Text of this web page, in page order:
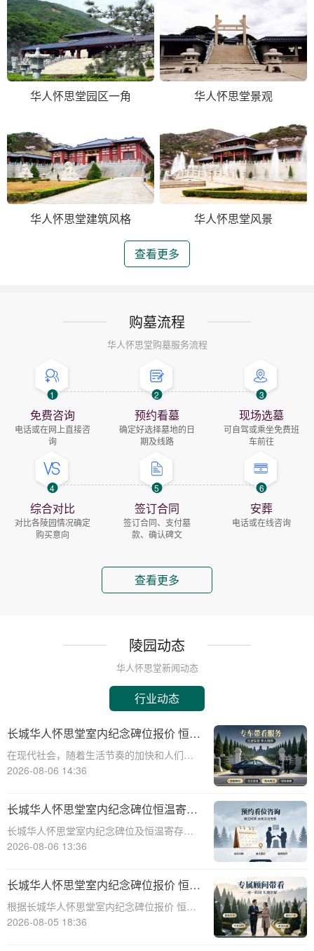
华人怀思堂园区一角 华人怀思堂景观
华人怀思堂建筑风格 华人怀思堂风景
查看更多
购墓流程
华人怀思堂购墓服务流程
1
免费咨询
电话或在网上直接咨
询
2
预约看墓
确定好选择墓地的日
期及线路
3
现场选墓
可自驾或乘坐免费班
车前往
4
综合对比
对比各陵园情况确定
购买意向
5
签订合同
签订合同、支付墓
款、确认碑文
6
安葬
电话或在线咨询
查看更多
陵园动态
华人怀思堂新闻动态
行业动态
长城华人怀思堂室内纪念碑位报价 恒温
寄存配套同步减免详解
在现代社会，随着生活节奏的加快和人们对
身后事的关注度提升，越来越多的人开始考
和怀念。长城华人怀思堂作为一家专业的纪
念服务机构，提供了一系列的纪念产品和服
务，其中包
2026-08-06 14:36
长城华人怀思堂室内纪念碑位恒温寄存
服务报价及同步减免政策详解
长城华人怀思堂室内纪念碑位及恒温寄存服
务报价与同步减免政策详解☎ 华人怀思堂电
步，人们对逝者的纪念方式日益多元化。室
内纪念碑位作为一种新兴的纪念
2026-08-06 13:36
长城华人怀思堂室内纪念碑位报价 恒温
寄存配套同步减免详解
根据长城华人怀思堂室内纪念碑位报价 恒温
寄存配套同步减免详解☎ 华人怀思堂电
2026-08-05 18:36